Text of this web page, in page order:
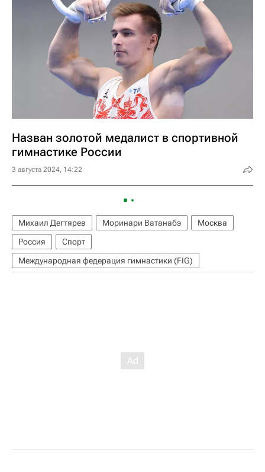
Назван золотой медалист в спортивной
гимнастике России
3 августа 2024, 14:22
Михаил Дегтярев Моринари Ватанабэ
Москва
Россия
Спорт
Международная федерация гимнастики (FIG)